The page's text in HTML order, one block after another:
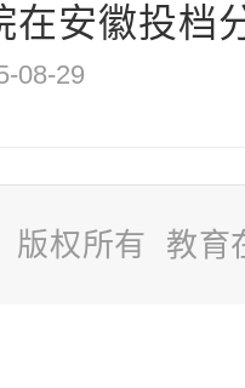
在安徽投档
08-29
版权所有 教育